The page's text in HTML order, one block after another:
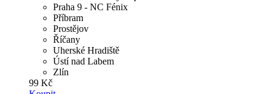
Praha 9 - NC Fénix
Příbram
Prostějov
Říčany
Uherské Hradiště
Ústí nad Labem
Zlín
99 Kč